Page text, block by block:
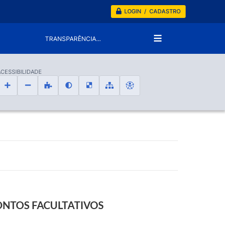
LOGIN / CADASTRO
TRANSPARÊNCIA...
FACULTATIVOS